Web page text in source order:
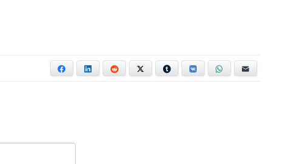
Facebook LinkedIn Reddit Tumblr VKontakte WhatsApp